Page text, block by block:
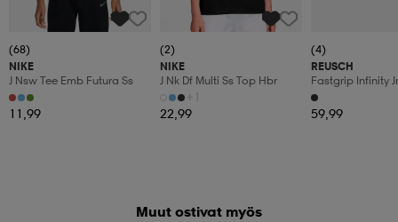
(68)
NIKE
J Nsw Tee Emb Futura Ss
11,99
(2)
NIKE
J Nk Df Multi Ss Top Hbr
+1
22,99
(4)
REUSCH
Fastgrip Infinity Jr
59,99
Muut ostivat myös